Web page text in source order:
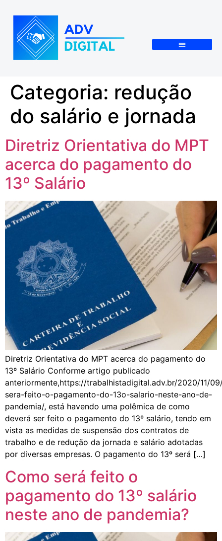
Categoria: redução
do salário e jornada
Diretriz Orientativa do MPT
acerca do pagamento do
13º Salário
Diretriz Orientativa do MPT acerca do pagamento do
13º Salário Conforme artigo publicado
anteriormente,https://trabalhistadigital.adv.br/2020/11/
sera-feito-o-pagamento-do-13o-salario-neste-ano-de-
pandemia/, está havendo uma polêmica de como
deverá ser feito o pagamento do 13º salário, tendo em
vista as medidas de suspensão dos contratos de
trabalho e de redução da jornada e salário adotadas
por diversas empresas. O pagamento do 13º será […]
Como será feito o
pagamento do 13º salário
neste ano de pandemia?